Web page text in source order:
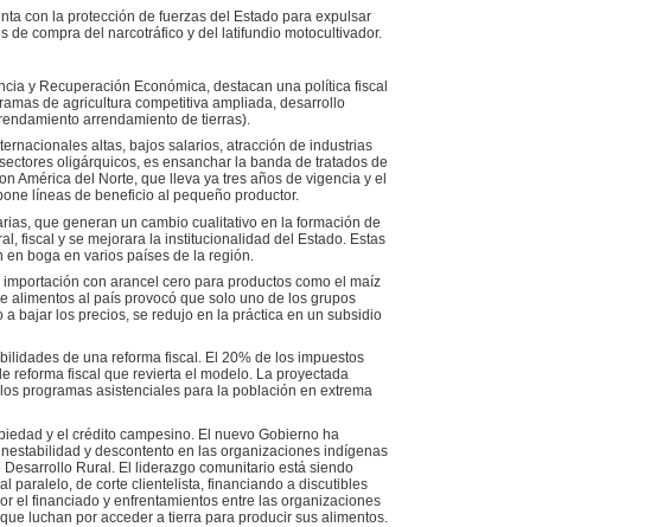
con la protección de fuerzas del Estado para expulsar
de compra del narcotráfico y del latifundio motocultivador.
y Recuperación Económica, destacan una política fiscal
de agricultura competitiva ampliada, desarrollo
arrendamiento de tierras).
altas, bajos salarios, atracción de industrias
oligárquicos, es ensanchar la banda de tratados de
América del Norte, que lleva ya tres años de vigencia y el
líneas de beneficio al pequeño productor.
que generan un cambio cualitativo en la formación de
fiscal y se mejorara la institucionalidad del Estado. Estas
boga en varios países de la región.
con arancel cero para productos como el maíz
alimentos al país provocó que solo uno de los grupos
bajar los precios, se redujo en la práctica en un subsidio
de una reforma fiscal. El 20% de los impuestos
reforma fiscal que revierta el modelo. La proyectada
programas asistenciales para la población en extrema
y el crédito campesino. El nuevo Gobierno ha
y descontento en las organizaciones indígenas
Rural. El liderazgo comunitario está siendo
paralelo, de corte clientelista, financiando a discutibles
el financiado y enfrentamientos entre las organizaciones
luchan por acceder a tierra para producir sus alimentos.